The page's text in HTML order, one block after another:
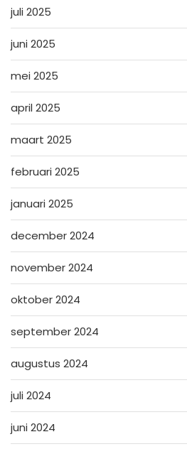
juli 2025
juni 2025
mei 2025
april 2025
maart 2025
februari 2025
januari 2025
december 2024
november 2024
oktober 2024
september 2024
augustus 2024
juli 2024
juni 2024